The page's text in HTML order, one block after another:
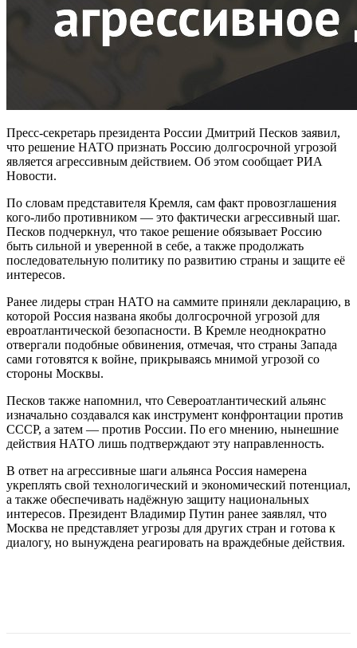
Пресс-секретарь президента России Дмитрий Песков заявил,
что решение НАТО признать Россию долгосрочной угрозой
является агрессивным действием. Об этом сообщает РИА
Новости.
По словам представителя Кремля, сам факт провозглашения
кого-либо противником — это фактически агрессивный шаг.
Песков подчеркнул, что такое решение обязывает Россию
быть сильной и уверенной в себе, а также продолжать
последовательную политику по развитию страны и защите её
интересов.
Ранее лидеры стран НАТО на саммите приняли декларацию, в
которой Россия названа якобы долгосрочной угрозой для
евроатлантической безопасности. В Кремле неоднократно
отвергали подобные обвинения, отмечая, что страны Запада
сами готовятся к войне, прикрываясь мнимой угрозой со
стороны Москвы.
Песков также напомнил, что Североатлантический альянс
изначально создавался как инструмент конфронтации против
СССР, а затем — против России. По его мнению, нынешние
действия НАТО лишь подтверждают эту направленность.
В ответ на агрессивные шаги альянса Россия намерена
укреплять свой технологический и экономический потенциал,
а также обеспечивать надёжную защиту национальных
интересов. Президент Владимир Путин ранее заявлял, что
Москва не представляет угрозы для других стран и готова к
диалогу, но вынуждена реагировать на враждебные действия.